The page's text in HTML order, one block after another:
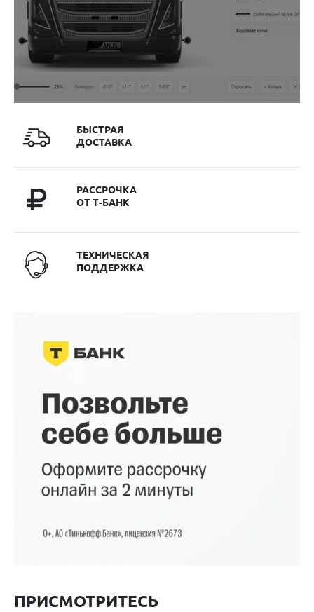
БЫСТРАЯ
ДОСТАВКА
РАССРОЧКА
ОТ Т-БАНК
ТЕХНИЧЕСКАЯ
ПОДДЕРЖКА
ПРИСМОТРИТЕСЬ